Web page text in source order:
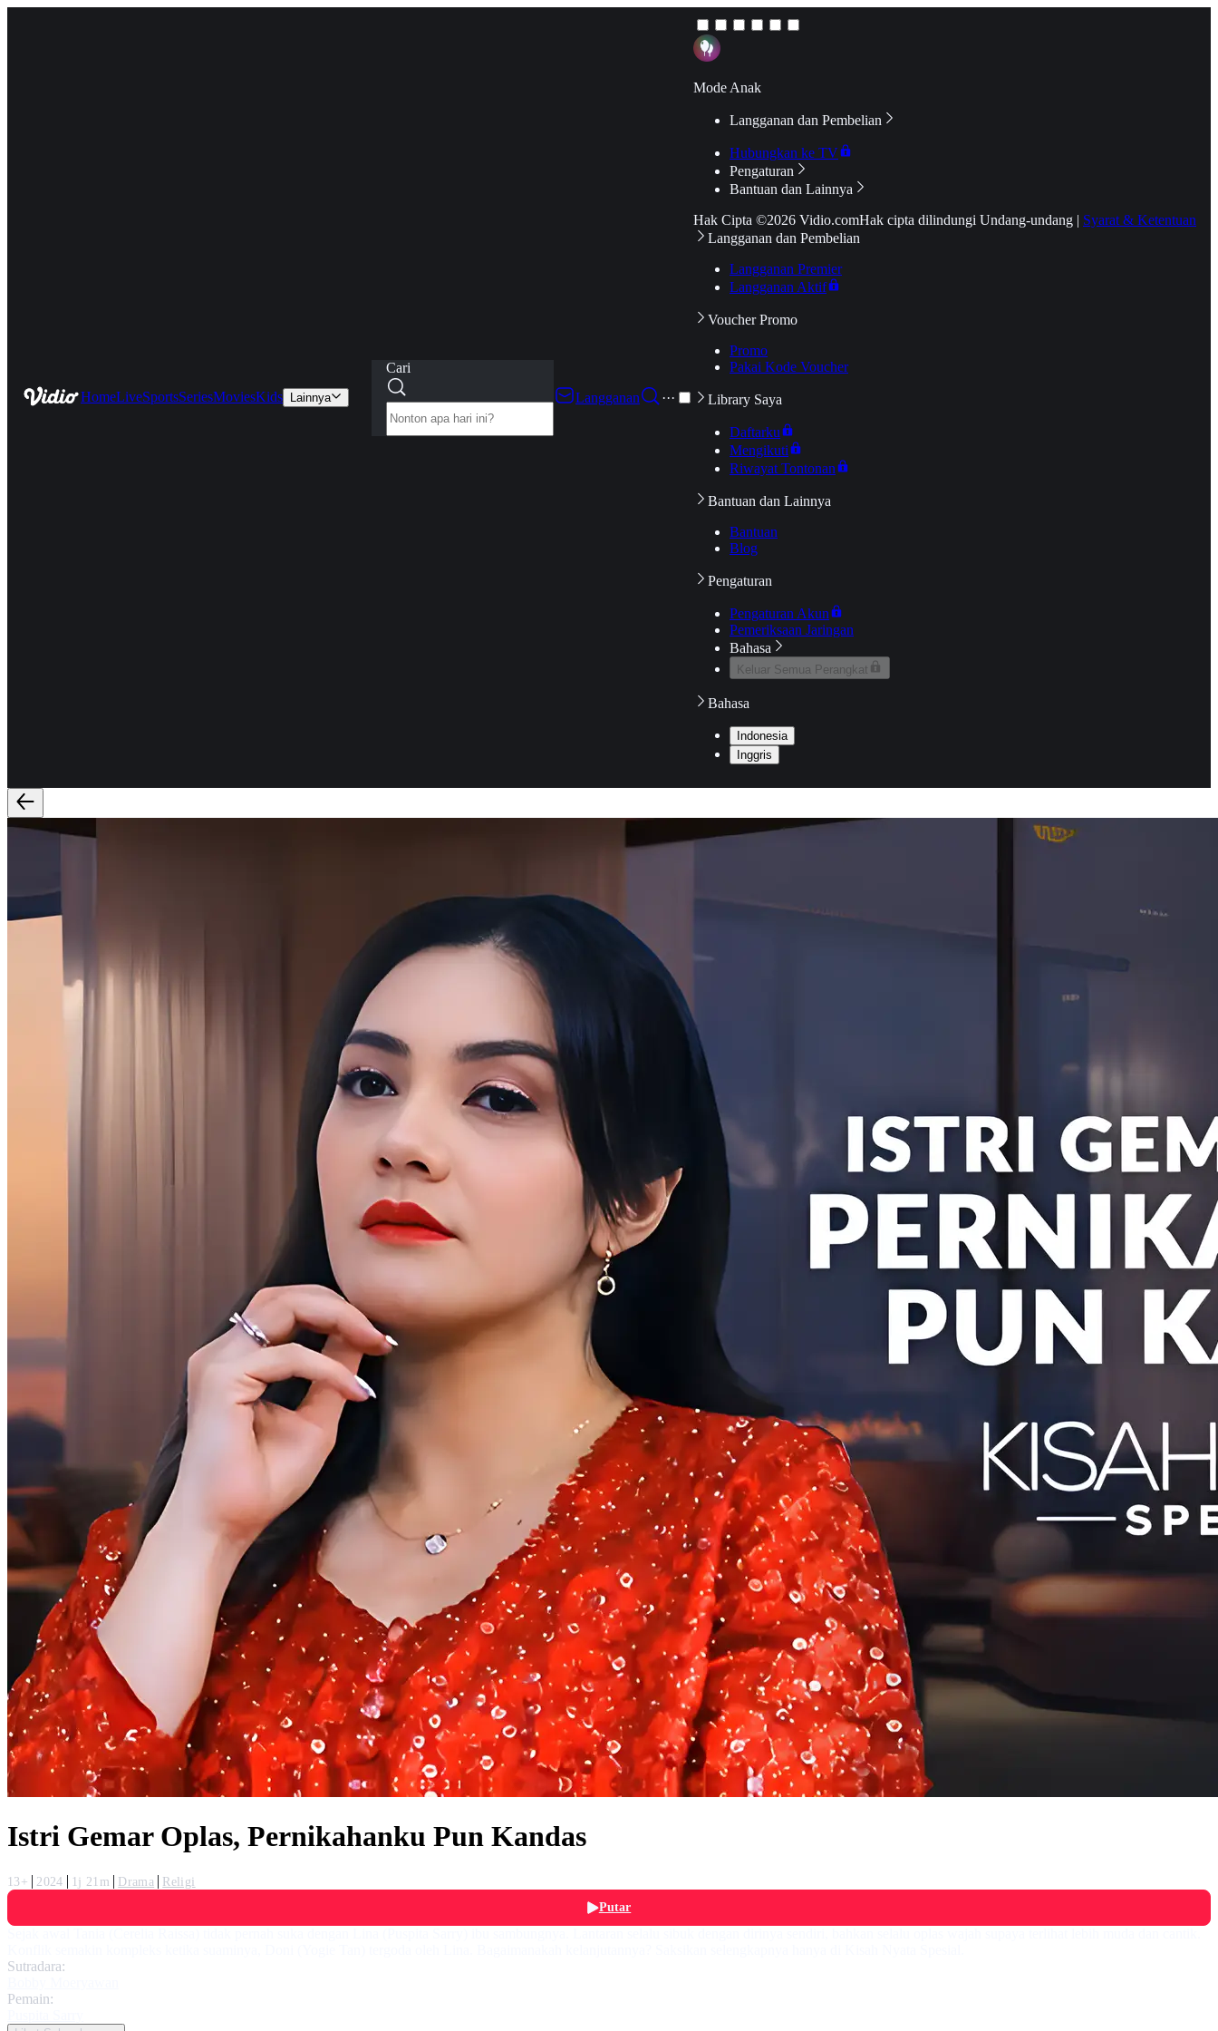
HomeLiveSportsSeriesMoviesKids Lainnya
Cari
Langganan
···
Mode Anak
Langganan dan Pembelian
Hubungkan ke TV
Pengaturan
Bantuan dan Lainnya
Hak Cipta ©2026 Vidio.comHak cipta dilindungi Undang-undang | Syarat & Ketentuan
Langganan dan Pembelian
Langganan Premier
Langganan Aktif
Voucher Promo
Promo
Pakai Kode Voucher
Library Saya
Daftarku
Mengikuti
Riwayat Tontonan
Bantuan dan Lainnya
Bantuan
Blog
Pengaturan
Pengaturan Akun
Pemeriksaan Jaringan
Bahasa
Keluar Semua Perangkat
Bahasa
Indonesia
Inggris
Istri Gemar Oplas, Pernikahanku Pun Kandas
13+ 2024 1j 21m Drama
Religi
Putar
Sutradara:
Pemain: